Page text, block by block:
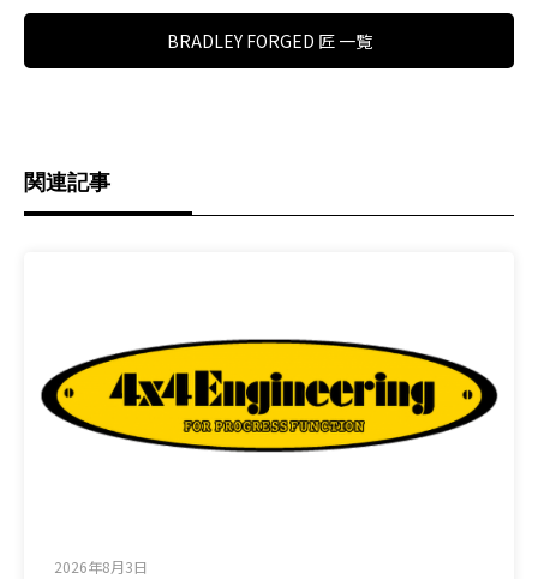
BRADLEY FORGED 匠 一覧
関連記事
2026年8月3日